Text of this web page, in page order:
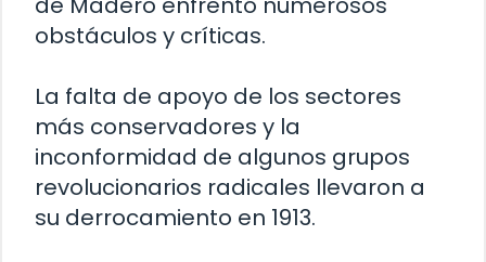
obstáculos y críticas.
La falta de apoyo de los sectores
más conservadores y la
inconformidad de algunos grupos
revolucionarios radicales llevaron a
su derrocamiento en 1913.